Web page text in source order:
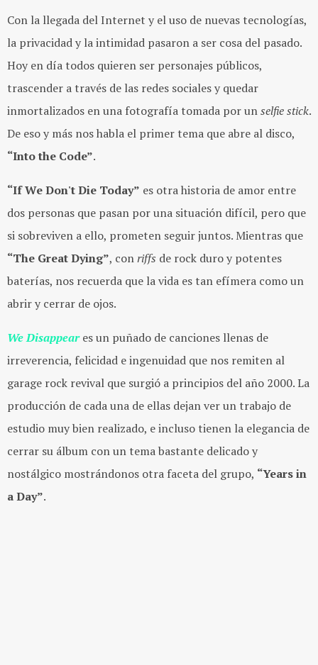
Con la llegada del Internet y el uso de nuevas tecnologías,
la privacidad y la intimidad pasaron a ser cosa del pasado.
Hoy en día todos quieren ser personajes públicos,
trascender a través de las redes sociales y quedar
inmortalizados en una fotografía tomada por unselfie stick.
De eso y más nos habla el primer tema que abre al disco,
“Into the Code”.
“If We Don't Die Today” es otra historia de amor entre
dos personas que pasan por una situación difícil, pero que
si sobreviven a ello, prometen seguir juntos. Mientras que
“The Great Dying”, conriffs de rock duro y potentes
baterías, nos recuerda que la vida es tan efímera como un
abrir y cerrar de ojos.
We Disappeares un puñado de canciones llenas de
irreverencia, felicidad e ingenuidad que nos remiten al
garage rock revival que surgió a principios del año 2000. La
producción de cada una de ellas dejan ver un trabajo de
estudio muy bien realizado, e incluso tienen la elegancia de
cerrar su álbum con un tema bastante delicado y
nostálgico mostrándonos otra faceta del grupo, “Years in
a Day”.